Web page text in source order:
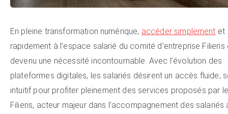
En pleine transformation numérique, accéder simplement et
rapidement à l’espace salarié du comité d’entreprise Filieris
devenu une nécessité incontournable. Avec l’évolution des
plateformes digitales, les salariés désirent un accès fluide,
intuitif pour profiter pleinement des services proposés par
Filieris, acteur majeur dans l’accompagnement des salariés